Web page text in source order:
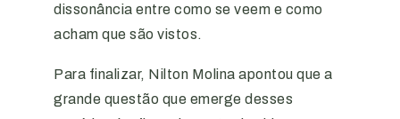
dissonância entre como se veem e como
acham que são vistos.
Para finalizar, Nilton Molina apontou que a
grande questão que emerge desses